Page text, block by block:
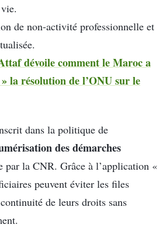
de non-activité professionnelle et
dévoile comment le Maroc a
la résolution de l’ONU sur le
dans la politique de
des démarches
par la CNR. Grâce à l’application «
peuvent éviter les files
de leurs droits sans